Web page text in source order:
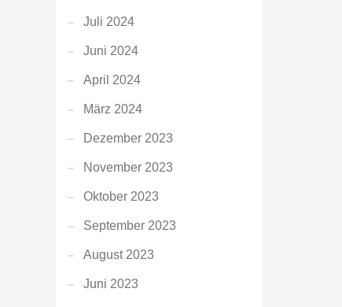
Juli 2024
Juni 2024
April 2024
März 2024
Dezember 2023
November 2023
Oktober 2023
September 2023
August 2023
Juni 2023